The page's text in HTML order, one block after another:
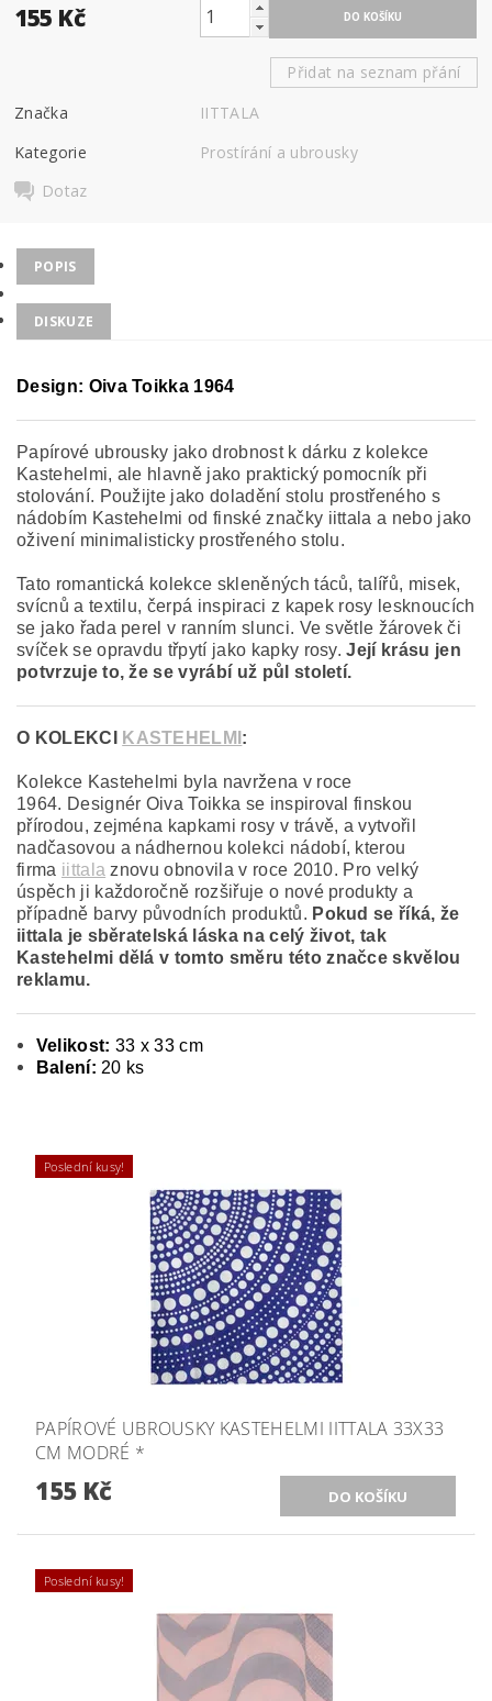
155 Kč
Přidat na seznam přání
Značka
IITTALA
Kategorie
Prostírání a ubrousky
Dotaz
POPIS
DISKUZE
Design: Oiva Toikka 1964
Papírové ubrousky jako drobnost k dárku z kolekce
Kastehelmi, ale hlavně jako praktický pomocník při
stolování. Použijte jako doladění stolu prostřeného s
nádobím Kastehelmi od finské značky iittala a nebo jako
oživení minimalisticky prostřeného stolu.
Tato romantická kolekce skleněných táců, talířů, misek,
svícnů a textilu, čerpá inspiraci z kapek rosy lesknoucích
se jako řada perel v ranním slunci. Ve světle žárovek či
svíček se opravdu třpytí jako kapky rosy.Její krásu jen
potvrzuje to, že se vyrábí už půl století.
O KOLEKCI KASTEHELMI :
Kolekce Kastehelmi byla navržena v roce
1964. Designér Oiva Toikka se inspiroval finskou
přírodou, zejména kapkami rosy v trávě, a vytvořil
nadčasovou a nádhernou kolekci nádobí, kterou
firma iittala znovu obnovila v roce 2010. Pro velký
úspěch ji každoročně rozšiřuje o nové produkty a
případně barvy původních produktů. Pokud se říká, že
iittala je sběratelská láska na celý život, tak
Kastehelmi dělá v tomto směru této značce skvělou
reklamu.
Velikost: 33 x 33 cm
Balení: 20 ks
Poslední kusy!
PAPÍROVÉ UBROUSKY KASTEHELMI IITTALA 33X33
CM MODRÉ *
155 Kč
Poslední kusy!